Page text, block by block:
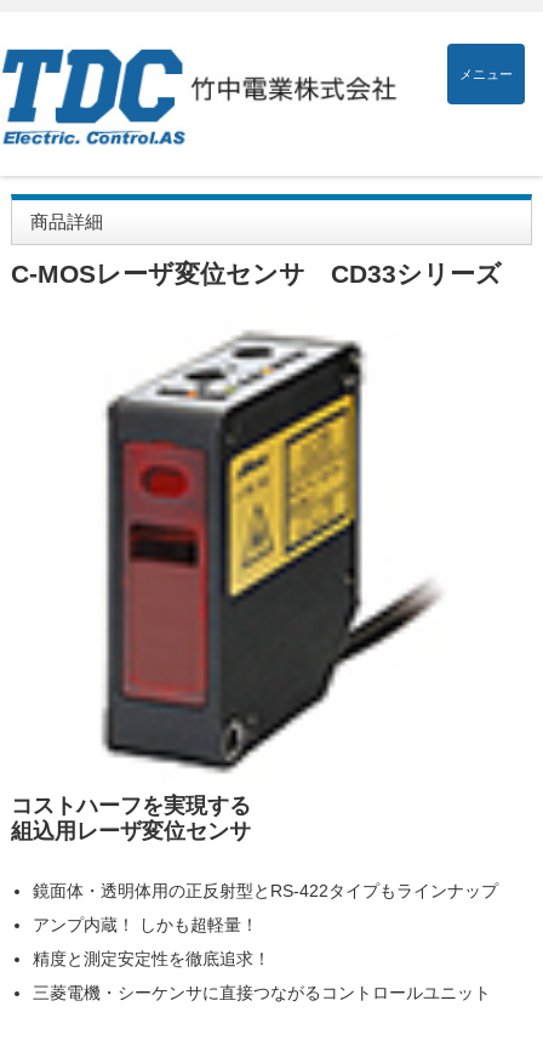
メニュー
商品詳細
C-MOSレーザ変位センサ CD33シリーズ
コストハーフを実現する
組込用レーザ変位センサ
鏡面体・透明体用の正反射型とRS-422タイプもラインナップ
アンプ内蔵！ しかも超軽量！
精度と測定安定性を徹底追求！
三菱電機・シーケンサに直接つながるコントロールユニット